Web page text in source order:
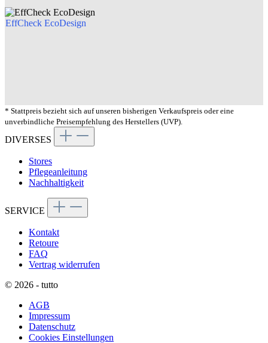
EffCheck EcoDesign
* Stattpreis bezieht sich auf unseren bisherigen Verkaufspreis oder eine
unverbindliche Preisempfehlung des Herstellers (UVP).
DIVERSES
Stores
Pflegeanleitung
Nachhaltigkeit
SERVICE
Kontakt
Retoure
FAQ
Vertrag widerrufen
© 2026 - tutto
AGB
Impressum
Datenschutz
Cookies Einstellungen